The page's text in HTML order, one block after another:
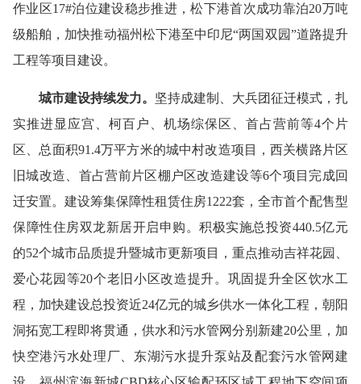
作业区17#泊位建设稳步推进，松下港首次成功靠泊20万吨
级船舶，加快推动福州松下港至中印尼“两国双园”道路提升
工程等项目建设。
城市建设持续发力。 坚持成建制、大兵团征迁模式，扎
实推进显应宫、柯百户、机场综保区、首占营前等4个片
区、总面积91.4万平方米的城中村改造项目，西关横路片区
旧城改造、首占营前片区棚户区改造建设等6个项目完成回
迁安置。建设筹集保障性租赁住房1222套，全市首个配售型
保障性住房双龙新居开启申购。积极实施总投资440.5亿元
的52个城市品质提升暨城市更新项目，重点推动吉祥花园、
爱心花园等20个老旧小区改造提升。巩固提升全区饮水工
程，加快建设总投资近24亿元的城乡供水一体化工程，朝阳
洞拓宽工程即将贯通，供水和污水管网分别新建20公里，加
快空港污水处理厂、东湖污水提升泵站及配套污水管网建